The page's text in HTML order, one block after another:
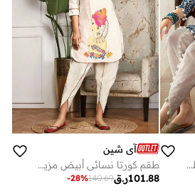
طقم تونيك نسائي أزرق قطن % مطبوع طويل كاجوال بقصة مستقيمة
آي شين
طقم كورتا نسائي أبيض مزين قطن % طويل مستقيم كاجوال
ر.ق101.88
140.69
-28%